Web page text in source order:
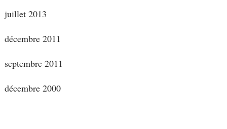
juillet 2013
décembre 2011
septembre 2011
décembre 2000